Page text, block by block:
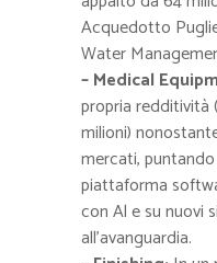
Acquedotto
Water
– Medical
propria redditività
milioni)
mercati,
piattaforma
con Al e su nuovi
all’avanguardia.